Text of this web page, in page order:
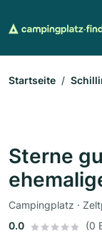
Startseite
Sterne
Campingplatz ·
0.0
(0